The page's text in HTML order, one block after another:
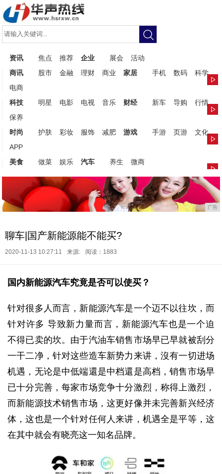
资讯 焦点 推荐 企业 展会
活动
商讯
股市 金融 理财 商业 家居 手机 数码
科学
电商
科技
明星 电影 电视 音乐 财经 新车 导购
行情
保养
时尚
护肤 彩妆 服饰 减肥 游戏 手游 页游
文化
APP
美食
做菜 娱乐 汽车 养生 微商
广告
聊车|国产新能源能不能买?
2020-11-13 10:27:11 来源: 阅读：1883
国内新能源汽车究竟是否可以使买？
针对很多人而言，新能源汽车是一个迈不以往坎，而
针对许多 导致新力量而言，新能源汽车也是一个迫
不得已卖的坎。由于汽油车销售市场早已早就被刮分
一干二净，针对这些造车新势力来讲，沒有一切进场
机遇，无论是中低端還是中档還是高档，销售市场早
已十分完善，每家市场竞争十分激烈，称得上激烈，
而新能源技术销售市场，这更好像并未完善新兴经济
体，这也是一个针对任何人来讲，机遇全是平等，这
在其中就会有晓亮这一知名品牌。